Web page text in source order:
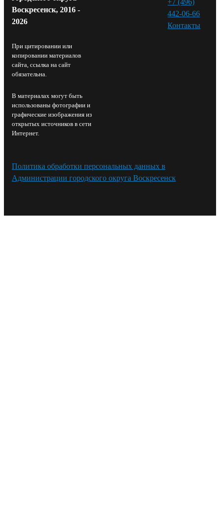
Воскресенск, 2016 -
2026
При цитировании или
копировании материалов
сайта, ссылка на сайт
обязательна.
В материалах могут быть
использованы фотографии и
графические изображения из
открытых источников в сети
Интернет.
442-06-66
Контакты⁠
Политика обработки персональных данных в
Администрации городского округа Воскресенск